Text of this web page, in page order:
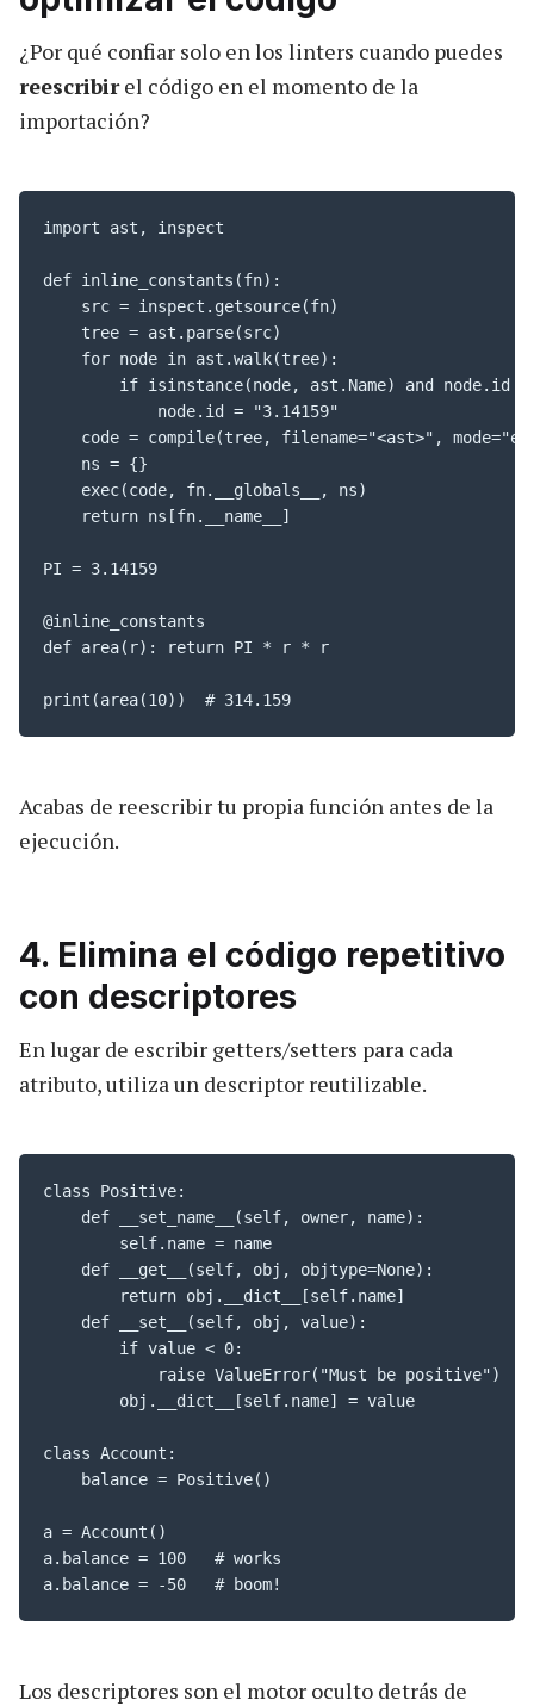
¿Por qué confiar solo en los linters cuando puedes
reescribirel código en el momento de la
importación?
import ast, inspect
def inline_constants(fn):
    src = inspect.getsource(fn)
    tree = ast.parse(src)
    for node in ast.walk(tree):
if isinstance(node, ast.Name) and node.id
            node.id = "3.14159"
code = compile(tree, filename="<ast>",
    ns = {}
    exec(code, fn.__globals__, ns)
    return ns[fn.__name__]
PI = 3.14159
@inline_constants
def area(r): return PI * r * r
print(area(10))  # 314.159
Acabas de reescribir tu propia función antes de la
ejecución.
4. Elimina el código repetitivo
con descriptores
En lugar de escribir getters/setters para cada
atributo, utiliza un descriptor reutilizable.
class Positive:
    def __set_name__(self, owner, name):
        self.name = name
    def __get__(self, obj, objtype=None):
        return obj.__dict__[self.name]
    def __set__(self, obj, value):
        if value < 0:
            raise ValueError("Must be positive")
        obj.__dict__[self.name] = value
class Account:
    balance = Positive()
a = Account()
a.balance = 100   # works
a.balance = -50   # boom!
Los descriptores son el motor oculto detrás de